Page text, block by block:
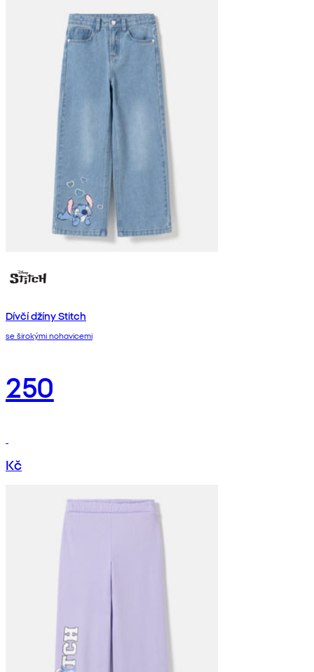
Dívčí džíny Stitch
se širokými nohavicemi
250
Kč